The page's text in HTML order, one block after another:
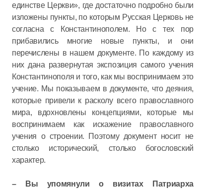
единстве Церкви», где достаточно подробно были
изложены пункты, по которым Русская Церковь не
согласна с Константинополем. Но с тех пор
прибавились многие новые пункты, и они
перечислены в нашем документе. По каждому из
них дана развернутая экспозиция самого учения
Константинополя и того, как мы воспринимаем это
учение. Мы показываем в документе, что деяния,
которые привели к расколу всего православного
мира, вдохновлены концепциями, которые мы
воспринимаем как искажение православного
учения о строении. Поэтому документ носит не
столько исторический, столько богословский
характер.
– Вы упомянули о визитах Патриарха